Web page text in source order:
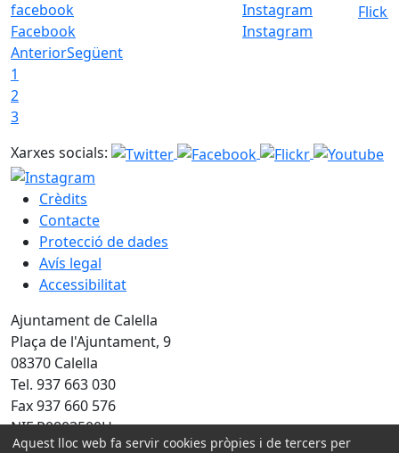
Facebook Instagram
Flickr
AnteriorSegüent
1
2
3
Xarxes socials:
Crèdits
Contacte
Protecció de dades
Avís legal
Accessibilitat
Ajuntament de Calella
Plaça de l'Ajuntament, 9
08370 Calella
Tel. 937 663 030
Fax 937 660 576
NIF P0803500H
Aquest lloc web fa servir cookies pròpies i de tercers per